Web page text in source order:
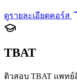
ดูรายละเอียดคอร์ส
TBAT
ติวสอบ TBAT แพทย์